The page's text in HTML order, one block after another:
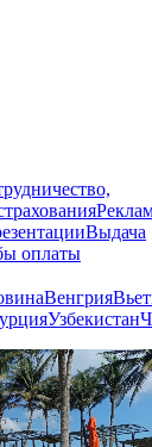
Выдача
оплаты
Венгрия
Узбекистан